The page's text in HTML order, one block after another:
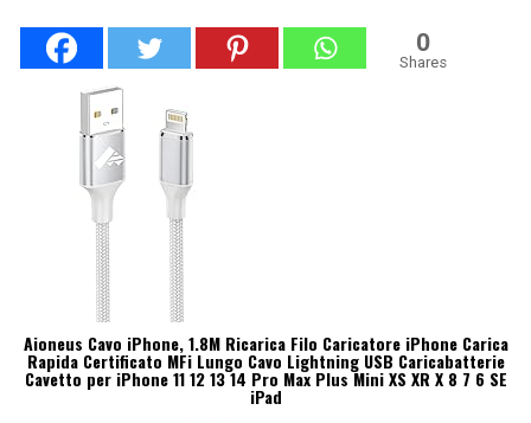
0
Shares
Aioneus Cavo iPhone, 1.8M Ricarica Filo Caricatore iPhone Carica
Rapida Certificato MFi Lungo Cavo Lightning USB Caricabatterie
Cavetto per iPhone 11 12 13 14 Pro Max Plus Mini XS XR X 8 7 6 SE
iPad